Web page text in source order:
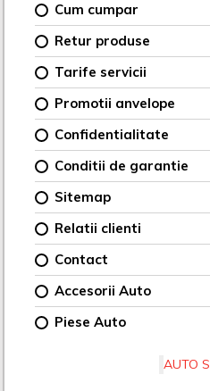
Cum cumpar
Retur produse
Tarife servicii
Promotii anvelope
Confidentialitate
Conditii de garantie
Sitemap
Relatii clienti
Contact
Accesorii Auto
Piese Auto
AUTO